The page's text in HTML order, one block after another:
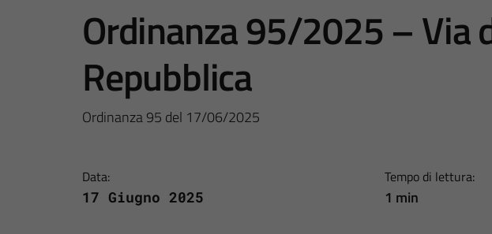
Ordinanza 95/2025 – Via
Repubblica
Ordinanza 95 del 17/06/2025
Data:
17 Giugno 2025
Tempo di lettura:
1 min